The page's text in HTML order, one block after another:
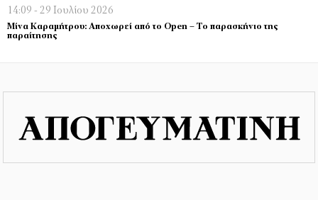
14:09 - 29 Ιουλίου 2026
Μίνα Καραμήτρου: Αποχωρεί από το Open – Το παρασκήνιο της
παραίτησης